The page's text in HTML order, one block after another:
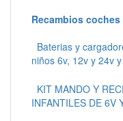
Recambios
Baterias y
niños 6v, 12v y 24v
KIT MANDO Y
INFANTILES DE 6V